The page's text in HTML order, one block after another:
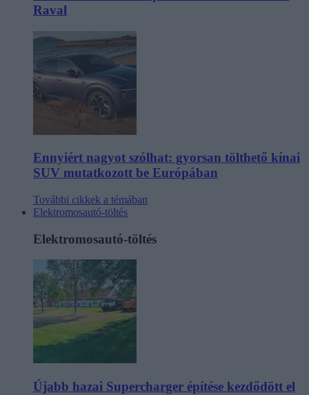
Raval
Ennyiért nagyot szólhat: gyorsan tölthető kínai
SUV mutatkozott be Európában
További cikkek a témában
Elektromosautó-töltés
Elektromosautó-töltés
Újabb hazai Supercharger építése kezdődött el